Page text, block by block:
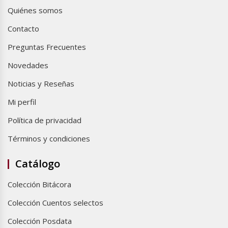
Quiénes somos
Contacto
Preguntas Frecuentes
Novedades
Noticias y Reseñas
Mi perfil
Política de privacidad
Términos y condiciones
Catálogo
Colección Bitácora
Colección Cuentos selectos
Colección Posdata